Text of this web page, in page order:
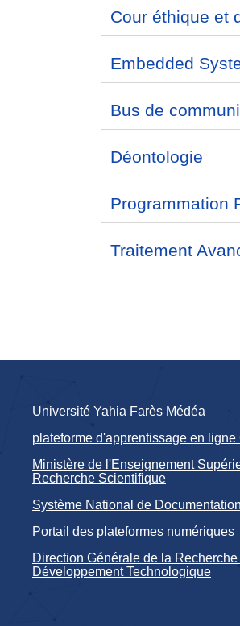
Cour éthique et
Embedded
Bus de
Déontologie
Programmation
Traitement
Université Yahia Farès Médéa
plateforme d'apprentissage en ligne
Ministère de l'Enseignement
Recherche Scientifique
Système National de
Portail des plateformes numériques
Direction Générale de la
Développement Technologique